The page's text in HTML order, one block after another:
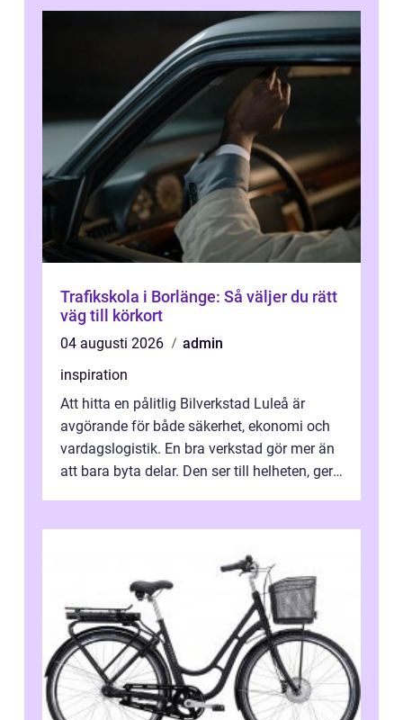
Trafikskola i Borlänge: Så väljer du rätt
väg till körkort
04 augusti 2026
admin
inspiration
Att hitta en pålitlig Bilverkstad Luleå är
avgörande för både säkerhet, ekonomi och
vardagslogistik. En bra verkstad gör mer än
att bara byta delar. Den ser till helheten, ger